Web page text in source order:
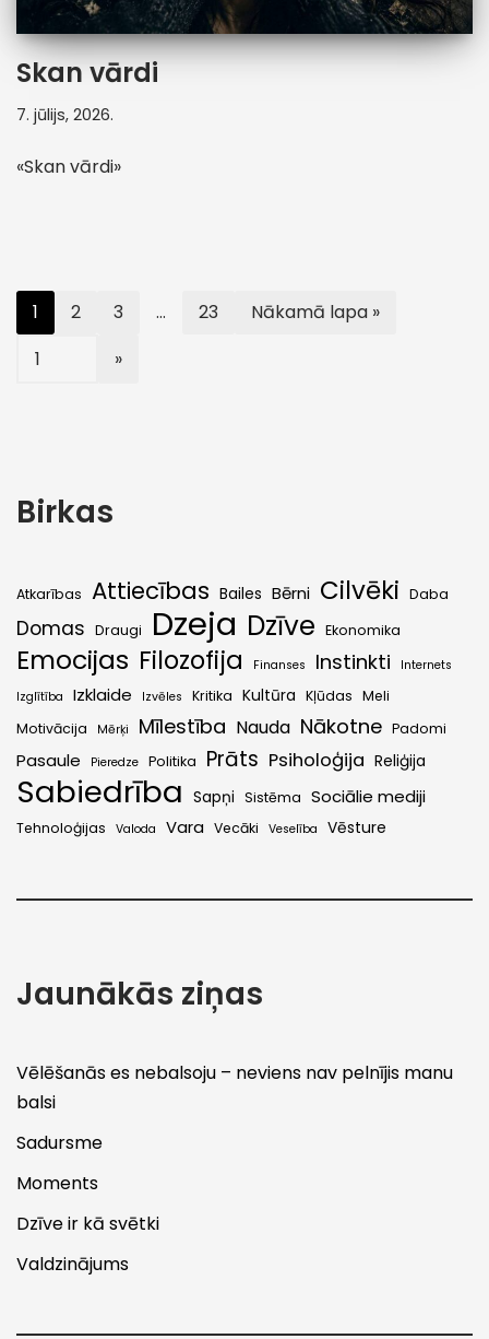
Skan vārdi
7. jūlijs, 2026.
«Skan vārdi»
1 2 3 … 23 Nākamā lapa »
Birkas
Atkarības Attiecības Bailes Bērni Cilvēki Daba
Domas Draugi Dzeja Dzīve Ekonomika
Emocijas Filozofija Finanses Instinkti
Internets
Izglītība
Izklaide Izvēles Kritika Kultūra Kļūdas Meli
Motivācija
Mērķi Mīlestība Nauda Nākotne Padomi
Pasaule Pieredze Politika Prāts Psiholoģija Reliģija
Sabiedrība Sapņi Sistēma Sociālie mediji
Tehnoloģijas Valoda Vara Vecāki Veselība Vēsture
Jaunākās ziņas
Vēlēšanās es nebalsoju – neviens nav pelnījis manu
balsi
Sadursme
Moments
Dzīve ir kā svētki
Valdzinājums